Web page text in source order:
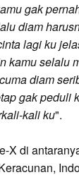
gak
diam
lagi ku
kamu selalu
diam
gak peduli
kali ku".
X di